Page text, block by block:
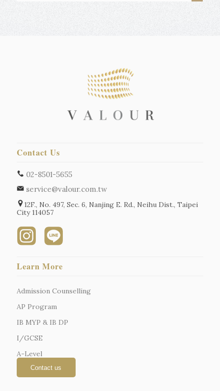
Contact Us
02-8501-5655
service@valour.com.tw
12F., No. 497, Sec. 6, Nanjing E. Rd., Neihu Dist., Taipei
City 114057
Learn More
Admission Counselling
AP Program
IB MYP & IB DP
I/GCSE
A-Level